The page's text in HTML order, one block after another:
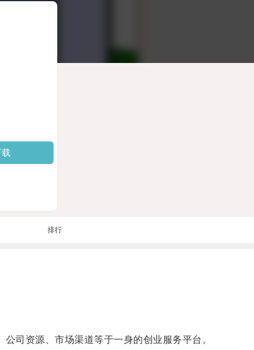
排行
司资源、市场渠道等于一身的创业服务平台。